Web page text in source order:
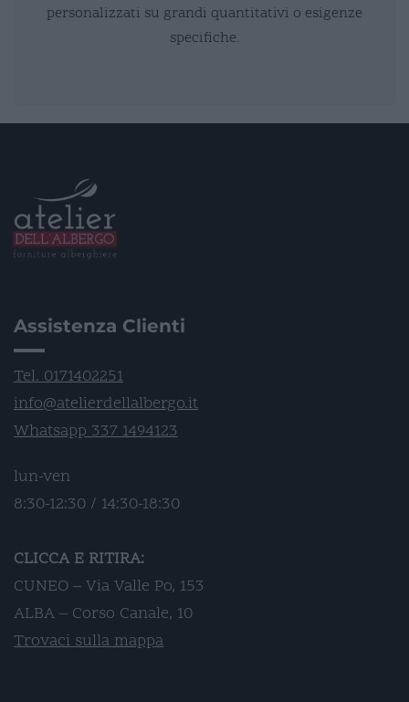
personalizzati su grandi quantitativi o esigenze
specifiche.
Assistenza Clienti
Tel. 0171402251
info@atelierdellalbergo.it
Whatsapp 337 1494123
lun-ven
8:30-12:30 / 14:30-18:30
CLICCA E RITIRA:
CUNEO – Via Valle Po, 153
ALBA – Corso Canale, 10
Trovaci sulla mappa